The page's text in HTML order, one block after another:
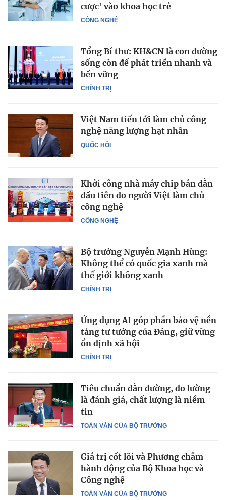
CÔNG NGHỆ
cược' vào khoa học trẻ
CHÍNH TRỊ
Tổng Bí thư: KH&CN là con đường
sống còn để phát triển nhanh và
bền vững
QUỐC HỘI
Việt Nam tiến tới làm chủ công
nghệ năng lượng hạt nhân
CÔNG NGHỆ
Khởi công nhà máy chip bán dẫn
đầu tiên do người Việt làm chủ
công nghệ
CHÍNH TRỊ
Bộ trưởng Nguyễn Mạnh Hùng:
Không thể có quốc gia xanh mà
thế giới không xanh
CHÍNH TRỊ
Ứng dụng AI góp phần bảo vệ nền
tảng tư tưởng của Đảng, giữ vững
ổn định xã hội
TOÀN VĂN CỦA BỘ TRƯỞNG
Tiêu chuẩn dẫn đường, đo lường
là đánh giá, chất lượng là niềm
tin
TOÀN VĂN CỦA BỘ TRƯỞNG
Giá trị cốt lõi và Phương châm
hành động của Bộ Khoa học và
Công nghệ